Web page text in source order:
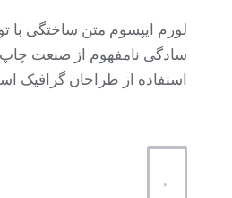
لورم ایپسوم متن ساختگی با
سادگی نامفهوم از صنعت چاپ
استفاده از طراحان گرافیک